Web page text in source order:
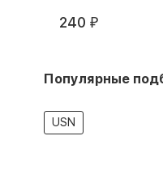
240 ₽
Популярные
USN